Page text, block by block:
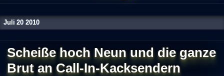
Juli 20 2010
Scheiße hoch Neun und die ganze
Brut an Call-In-Kacksendern